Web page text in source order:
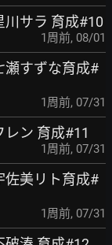
川サラ 育成#10
1周前, 08/01
瀬すずな育成#
1周前, 07/31
レン 育成#11
1周前, 07/31
佐美リト育成#
1周前, 07/31